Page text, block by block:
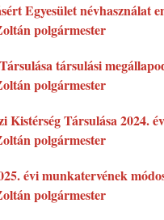
Egyesület névhasználat
polgármester
társulási
polgármester
Kistérség Társulása 2024.
polgármester
évi munkatervének
polgármester